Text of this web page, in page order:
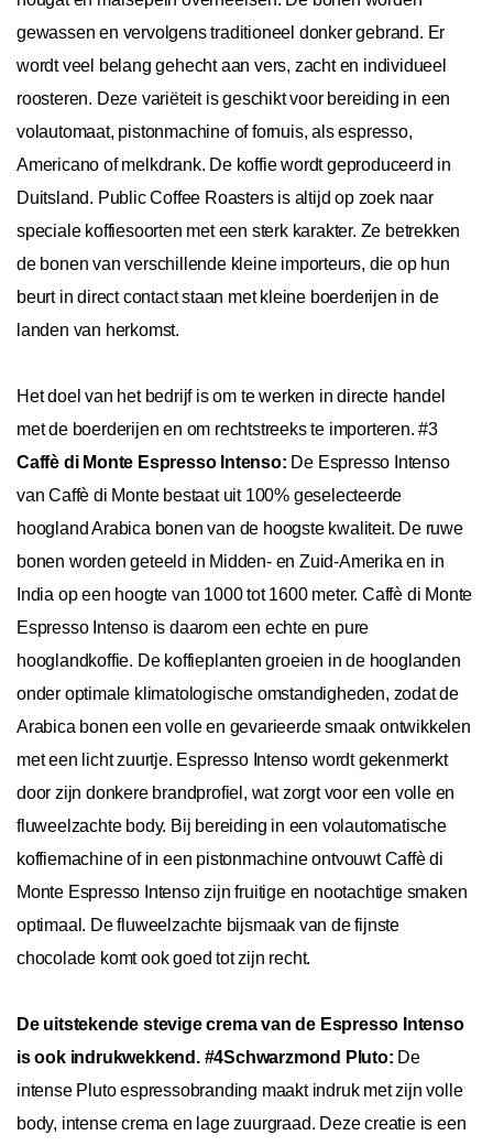
gewassen en vervolgens traditioneel donker gebrand. Er
wordt veel belang gehecht aan vers, zacht en individueel
roosteren. Deze variëteit is geschikt voor bereiding in een
volautomaat, pistonmachine of fornuis, als espresso,
Americano of melkdrank. De koffie wordt geproduceerd in
Duitsland. Public Coffee Roasters is altijd op zoek naar
speciale koffiesoorten met een sterk karakter. Ze betrekken
de bonen van verschillende kleine importeurs, die op hun
beurt in direct contact staan met kleine boerderijen in de
landen van herkomst.
Het doel van het bedrijf is om te werken in directe handel
met de boerderijen en om rechtstreeks te importeren. #3
Caffè di Monte Espresso Intenso: De Espresso Intenso
van Caffè di Monte bestaat uit 100% geselecteerde
hoogland Arabica bonen van de hoogste kwaliteit. De ruwe
bonen worden geteeld in Midden- en Zuid-Amerika en in
India op een hoogte van 1000 tot 1600 meter. Caffè di Monte
Espresso Intenso is daarom een echte en pure
hooglandkoffie. De koffieplanten groeien in de hooglanden
onder optimale klimatologische omstandigheden, zodat de
Arabica bonen een volle en gevarieerde smaak ontwikkelen
met een licht zuurtje. Espresso Intenso wordt gekenmerkt
door zijn donkere brandprofiel, wat zorgt voor een volle en
fluweelzachte body. Bij bereiding in een volautomatische
koffiemachine of in een pistonmachine ontvouwt Caffè di
Monte Espresso Intenso zijn fruitige en nootachtige smaken
optimaal. De fluweelzachte bijsmaak van de fijnste
chocolade komt ook goed tot zijn recht.
De uitstekende stevige crema van de Espresso Intenso
is ook indrukwekkend. #4Schwarzmond Pluto: De
intense Pluto espressobranding maakt indruk met zijn volle
body, intense crema en lage zuurgraad. Deze creatie is een